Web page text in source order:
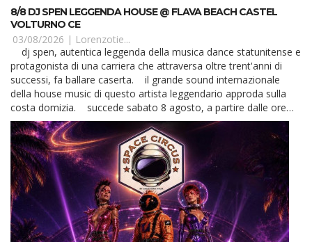
8/8 DJ SPEN LEGGENDA HOUSE @ FLAVA BEACH CASTEL
VOLTURNO CE
03/08/2026 | Lorenzotie...
protagonista di una carriera che attraversa oltre trent'anni di
successi, fa ballare caserta. il grande sound internazionale
della house music di questo artista leggendario approda sulla
costa domizia. succede sabato 8 agosto, a partire dalle ore
23, qua...